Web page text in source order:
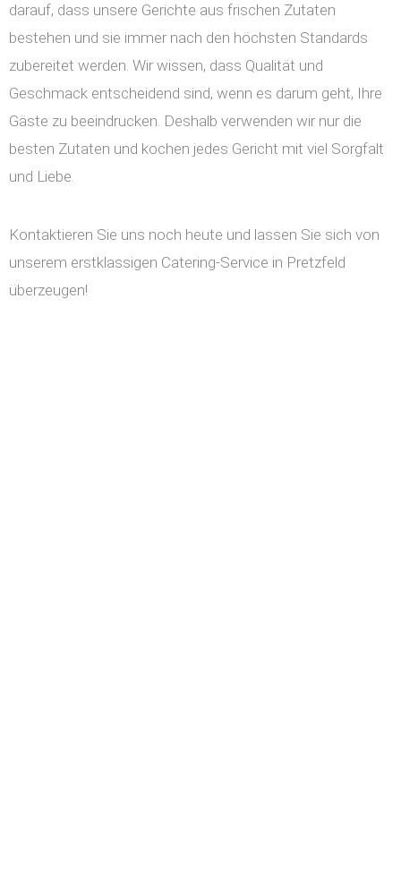
darauf, dass unsere Gerichte aus frischen Zutaten
bestehen und sie immer nach den höchsten Standards
zubereitet werden. Wir wissen, dass Qualität und
Geschmack entscheidend sind, wenn es darum geht, Ihre
Gäste zu beeindrucken. Deshalb verwenden wir nur die
besten Zutaten und kochen jedes Gericht mit viel Sorgfalt
und Liebe.
Kontaktieren Sie uns noch heute und lassen Sie sich von
unserem erstklassigen Catering-Service in Pretzfeld
überzeugen!